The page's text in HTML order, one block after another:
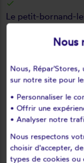
Le petit-bornand-
Les
Les houches
Les villards-
Loisin
Lovagny
Lugrin
Lully
Machilly
Nous
Nous, Répar'Stores,
sur notre site pour
• Personnaliser le
• Offrir une
• Analyser notre
Nous respectons
choisir d'accepter,
types de cookies ou